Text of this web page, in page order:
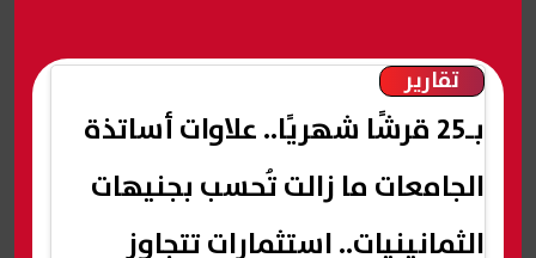
تقارير
بـ25 قرشًا شهريًا.. علاوات أساتذة
الجامعات ما زالت تُحسب بجنيهات
الثمانينيات.. استثمارات تتجاوز